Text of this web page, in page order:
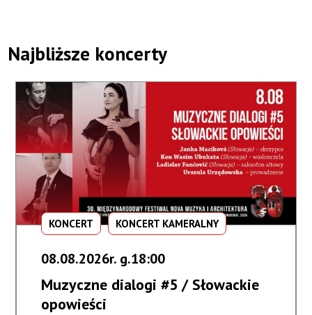
Najbliższe koncerty
KONCERT KONCERT KAMERALNY
08.08.2026r. g.18:00
Muzyczne dialogi #5 / Słowackie
opowieści